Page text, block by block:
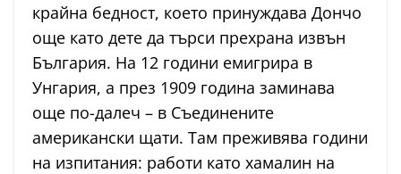
крайна бедност, което принуждава Дончо
още като дете да търси прехрана извън
България. На 12 години емигрира в
Унгария, а през 1909 година заминава
още по-далеч – в Съединените
американски щати. Там преживява години
на изпитания: работи като хамалин на